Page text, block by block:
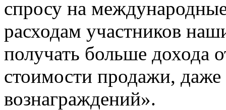
спросу на
расходам участников
получать больше дохода
стоимости продажи,
вознаграждений».